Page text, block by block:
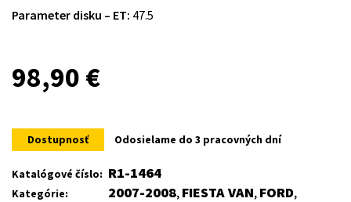
Parameter disku – ET: 47.5
98,90 €
Dostupnosť Odosielame do 3 pracovných dní
Katalógové číslo: R1-1464
Kategórie: 2007-2008, FIESTA VAN, FORD,